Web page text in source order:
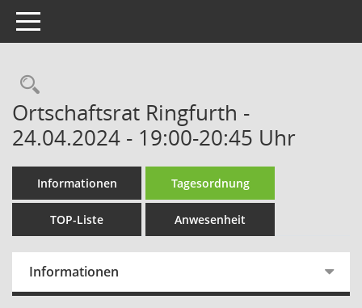
Toggle navigation
Rechercheauswahl
Ortschaftsrat Ringfurth -
24.04.2024 - 19:00-20:45 Uhr
Informationen Tagesordnung
TOP-Liste Anwesenheit
Informationen